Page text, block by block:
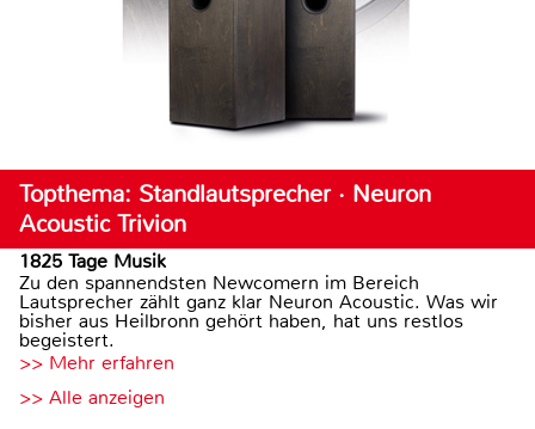
Topthema: Standlautsprecher · Neuron
Acoustic Trivion
1825 Tage Musik
Zu den spannendsten Newcomern im Bereich
Lautsprecher zählt ganz klar Neuron Acoustic. Was wir
bisher aus Heilbronn gehört haben, hat uns restlos
begeistert.
>> Mehr erfahren
>> Alle anzeigen